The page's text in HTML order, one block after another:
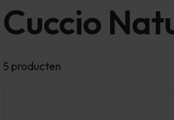
Cuccio
5 producten